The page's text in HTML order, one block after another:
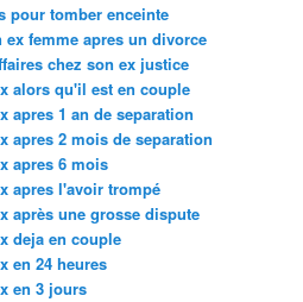
pour tomber enceinte
femme apres un divorce
chez son ex justice
alors qu'il est en couple
apres 1 an de separation
apres 2 mois de separation
apres 6 mois
apres l'avoir trompé
après une grosse dispute
deja en couple
en 24 heures
en 3 jours